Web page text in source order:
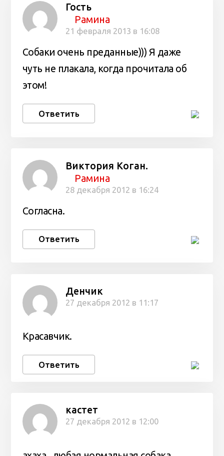
Гость
Рамина
21 февраля 2013 в 16:08
Собаки очень преданные))) Я даже
чуть не плакала, когда прочитала об
этом!
Ответить
Виктория Коган.
Рамина
28 декабря 2012 в 16:24
Согласна.
Ответить
Денчик
27 декабря 2012 в 11:17
Красавчик.
Ответить
кастет
27 декабря 2012 в 12:00